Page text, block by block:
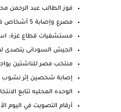
فوز الطالب عبد الرحمن
مصرع وإصابة 5 أشخاص في تصادم سيارتين بالبلينا
مستشفيات قطاع غزة: استلام 15 جثمانا لشهداء
الجيش السودانى يتصدى
منتخب مصر للناشئين
إصابة شخصين إثر نشوب
الوحده المحليه تتابع
أرقام التصويت في اليوم